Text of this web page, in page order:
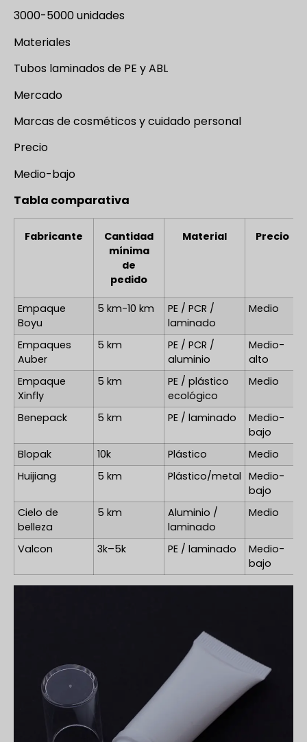
3000-5000 unidades
Materiales
Tubos laminados de PE y ABL
Mercado
Marcas de cosméticos y cuidado personal
Precio
Medio-bajo
Tabla comparativa
Fabricante
Cantidad
mínima
de
pedido
Material Precio
Empaque
Boyu
5 km-10 km
PE / PCR /
laminado
Medio
Empaques
Auber
5 km
PE / PCR /
aluminio
Medio-
alto
Empaque
Xinfly
5 km
PE / plástico
ecológico
Medio
Benepack
5 km PE / laminado
Medio-
bajo
Blopak
10k Plástico Medio
Huijiang
5 km Plástico/metal Medio-
bajo
Cielo de
belleza
5 km
Aluminio /
laminado
Medio
Valcon
3k–5k PE / laminado
Medio-
bajo